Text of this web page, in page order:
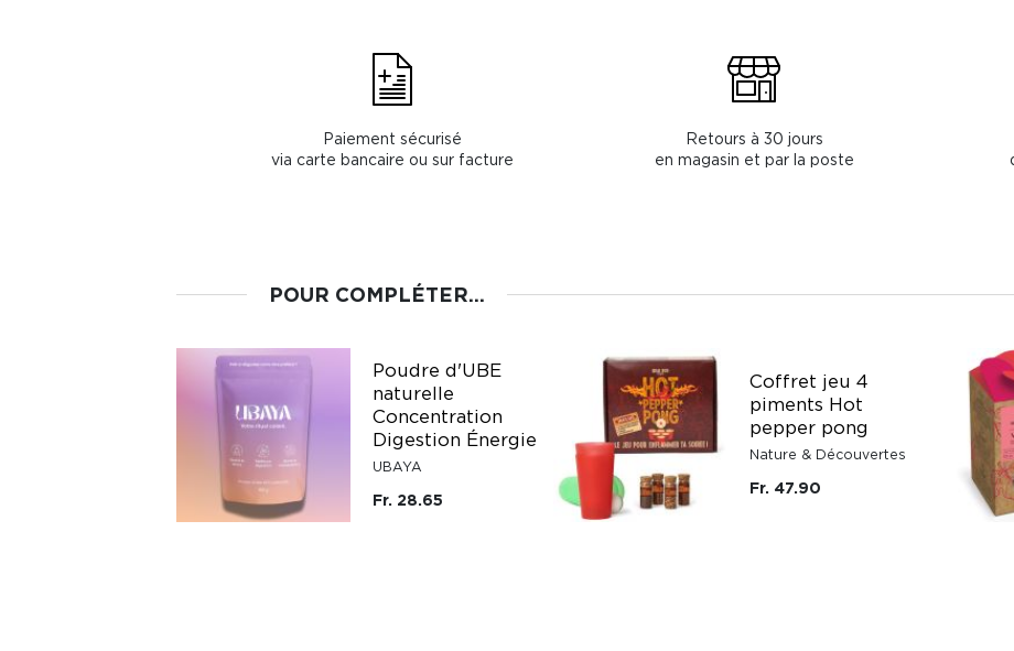
Paiement sécurisé
via carte bancaire ou sur facture
Retours à 30 jours
en magasin et par la poste
POUR COMPLÉTER...
Poudre d'UBE
naturelle
Concentration
Digestion Énergie
UBAYA
Fr. 28.65
Coffret jeu 4
piments Hot
pepper pong
Nature & Découvertes
Fr. 47.90